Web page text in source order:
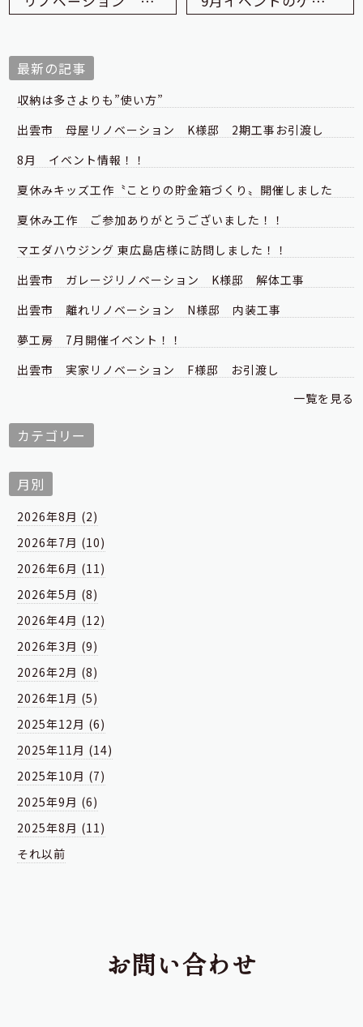
最新の記事
収納は多さよりも”使い方”
出雲市 母屋リノベーション K様邸 2期工事お引渡し
8月 イベント情報！！
夏休みキッズ工作〝ことりの貯金箱づくり〟開催しました
夏休み工作 ご参加ありがとうございました！！
マエダハウジング 東広島店様に訪問しました！！
出雲市 ガレージリノベーション K様邸 解体工事
出雲市 離れリノベーション N様邸 内装工事
夢工房 7月開催イベント！！
出雲市 実家リノベーション F様邸 お引渡し
一覧を見る
カテゴリー
月別
2026年8月 (2)
2026年7月 (10)
2026年6月 (11)
2026年5月 (8)
2026年4月 (12)
2026年3月 (9)
2026年2月 (8)
2026年1月 (5)
2025年12月 (6)
2025年11月 (14)
2025年10月 (7)
2025年9月 (6)
2025年8月 (11)
それ以前
お問い合わせ